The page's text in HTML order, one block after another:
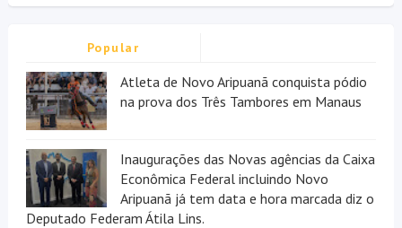
Popular
Atleta de Novo Aripuanã conquista pódio
na prova dos Três Tambores em Manaus
Inaugurações das Novas agências da Caixa
Econômica Federal incluindo Novo
Aripuanã já tem data e hora marcada diz o
Deputado Federam Átila Lins.